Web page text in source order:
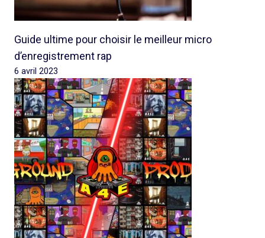
Guide ultime pour choisir le meilleur micro
d’enregistrement rap
6 avril 2023